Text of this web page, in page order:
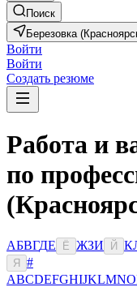
Поиск
Березовка
Войти
Войти
Создать резюме
Работа и
по
АБВГДЕ Ё ЖЗИ Й К
Я
#
ABCDEFGHIJKLMNO